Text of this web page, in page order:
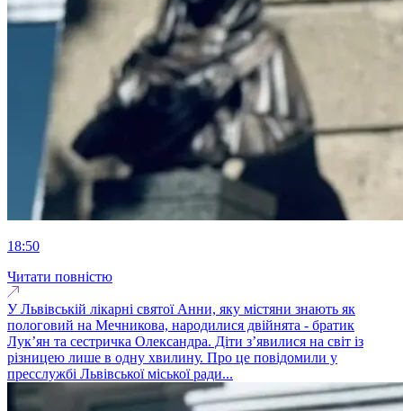
18:50
Читати повністю
У Львівській лікарні святої Анни, яку містяни знають як
пологовий на Мечникова, народилися двійнята - братик
Лук’ян та сестричка Олександра. Діти з’явилися на світ із
різницею лише в одну хвилину. Про це повідомили у
пресслужбі Львівської міської ради...